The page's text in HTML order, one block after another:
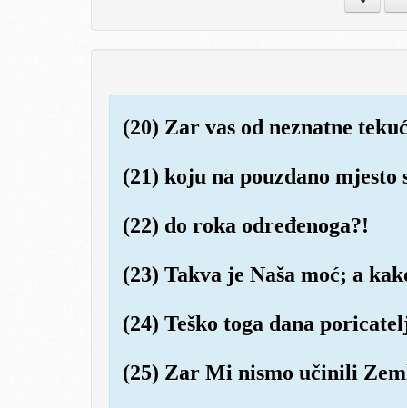
(20) Zar vas od neznatne
(21) koju na pouzdano mjesto
(22) do roka određenoga?!
(23) Takva je Naša moć; a
(24) Teško toga dana
(25) Zar Mi nismo učinili